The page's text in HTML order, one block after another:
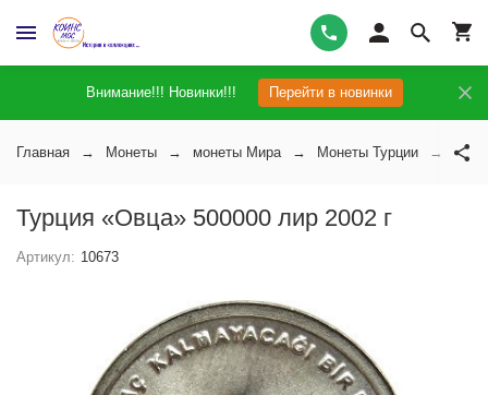
Внимание!!! Новинки!!! Перейти в новинки
Главная Монеты монеты Мира Монеты Турции
Турция «Овца» 500000 лир 2002 г
Артикул: 10673